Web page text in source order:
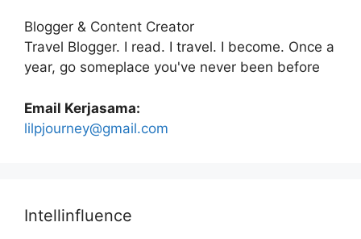
Blogger & Content Creator
Travel Blogger. I read. I travel. I become. Once a
year, go someplace you've never been before
Email Kerjasama:
lilpjourney@gmail.com
Intellinfluence